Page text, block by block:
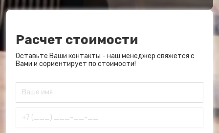
Расчет стоимости
Оставьте Ваши контакты - наш менеджер свяжется с
Вами и сориентирует по стоимости!